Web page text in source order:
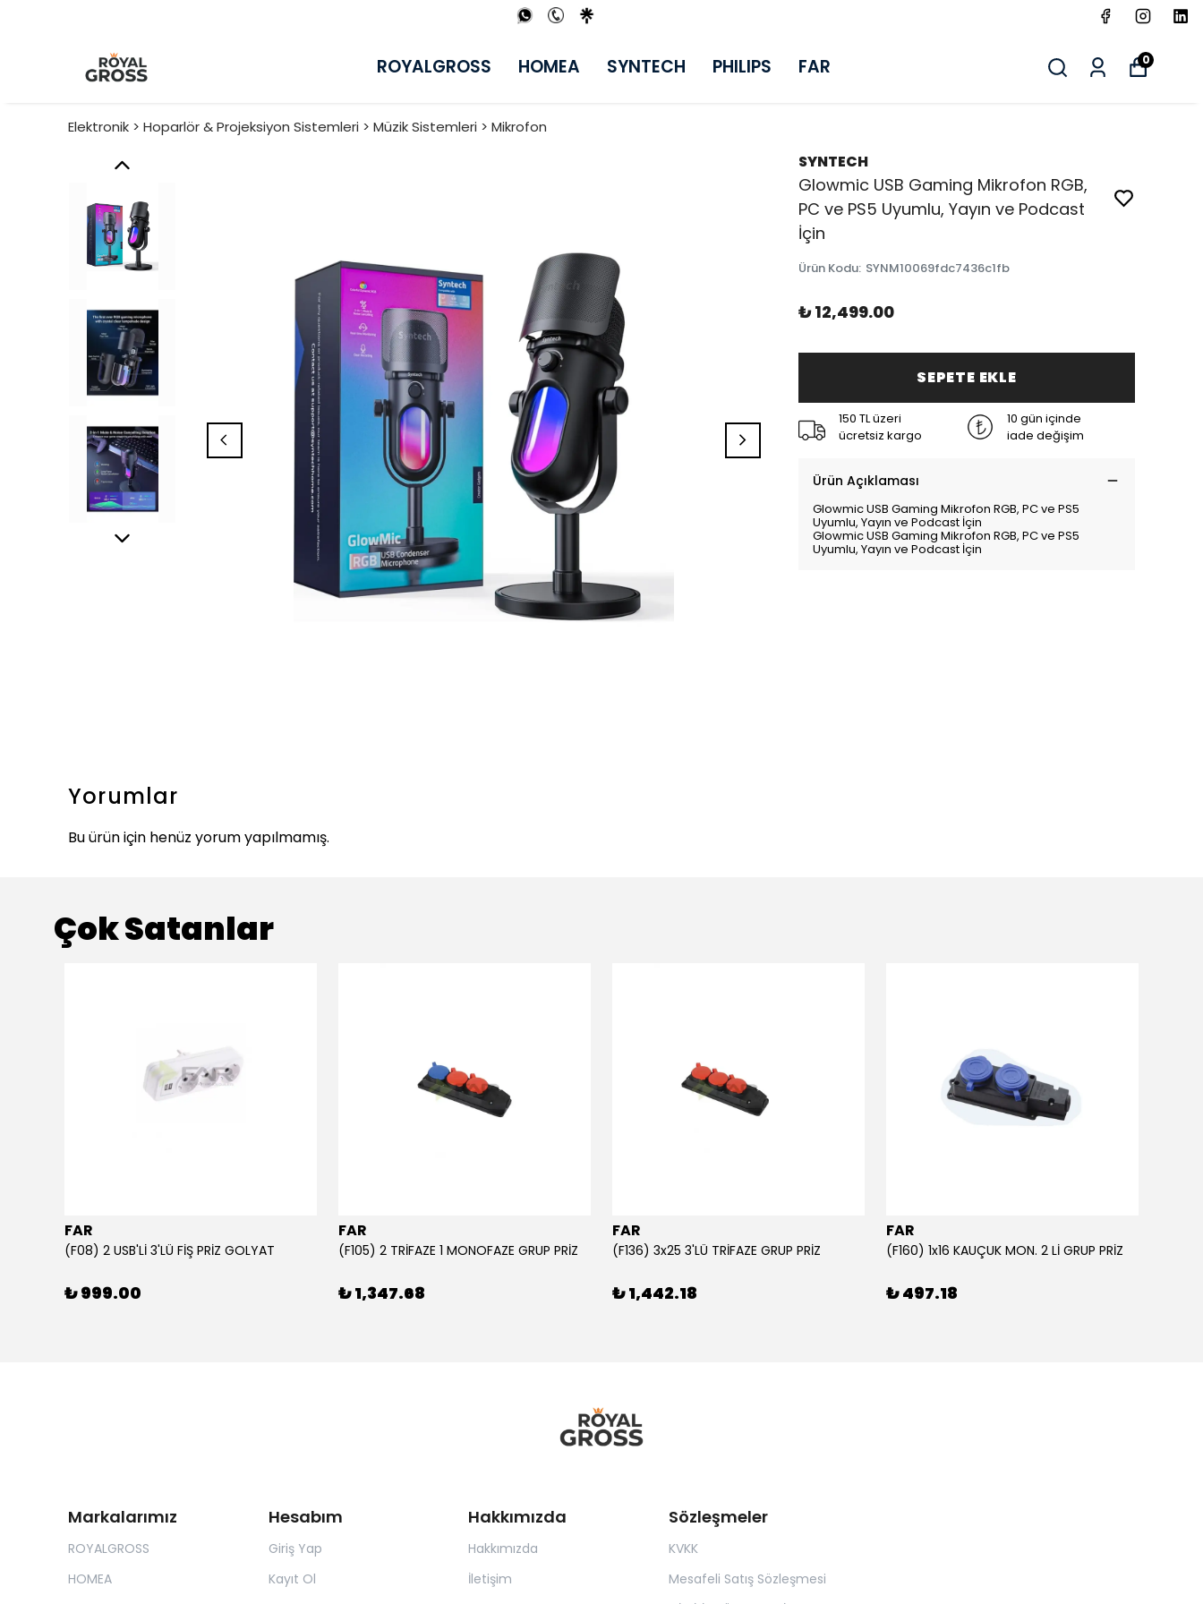
ROYALGROSS HOMEA SYNTECH PHILIPS FAR 0
Elektronik > Hoparlör & Projeksiyon Sistemleri > Müzik Sistemleri > Mikrofon
SYNTECH
Glowmic USB Gaming Mikrofon RGB,
PC ve PS5 Uyumlu, Yayın ve Podcast
İçin
Ürün Kodu: SYNM10069fdc7436c1fb
₺ 12,499.00
SEPETE EKLE
150 TL üzeri
ücretsiz kargo
10 gün içinde
iade değişim
Ürün Açıklaması
Glowmic USB Gaming Mikrofon RGB, PC ve PS5
Uyumlu, Yayın ve Podcast İçin
Glowmic USB Gaming Mikrofon RGB, PC ve PS5
Uyumlu, Yayın ve Podcast İçin
Yorumlar
Bu ürün için henüz yorum yapılmamış.
Çok Satanlar
FAR
(F08) 2 USB'Lİ 3'LÜ FİŞ PRİZ GOLYAT
₺ 999.00
FAR
(F105) 2 TRİFAZE 1 MONOFAZE GRUP PRİZ
₺ 1,347.68
FAR
(F136) 3x25 3'LÜ TRİFAZE GRUP PRİZ
₺ 1,442.18
FAR
(F160) 1x16 KAUÇUK MON. 2 Lİ GRUP PRİZ
₺ 497.18
Markalarımız
ROYALGROSS
HOMEA
Hesabım
Giriş Yap
Kayıt Ol
Hakkımızda
Hakkımızda
İletişim
Sözleşmeler
KVKK
Mesafeli Satış Sözleşmesi